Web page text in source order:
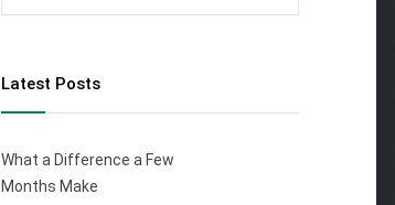
Latest Posts
What a Difference a Few
Months Make